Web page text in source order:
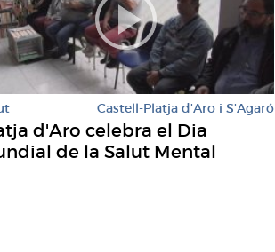
Castell-Platja d'Aro i S'Agaró
d'Aro celebra el Dia
de la Salut Mental